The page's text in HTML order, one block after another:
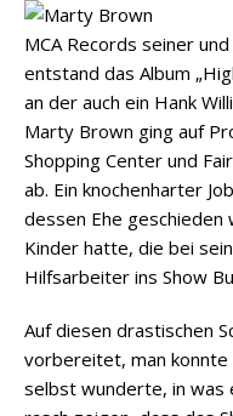
MCA Records seiner
entstand das Album
an der auch ein Hank
Marty Brown ging auf
Shopping Center und
ab. Ein knochenharter
dessen Ehe
Kinder hatte, die bei
Hilfsarbeiter ins Show
Auf diesen drastischen
vorbereitet, man konnte
selbst wunderte, in was